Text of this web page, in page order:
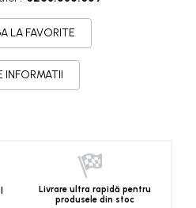
LA FAVORITE
INFORMATII
Livrare ultra rapidă pentru
produsele din stoc